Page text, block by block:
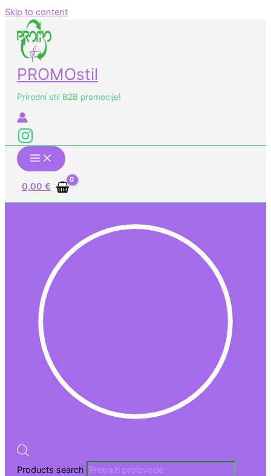
Skip to content
PROMOstil
Prirodni stil B2B promocije!
0,00 €
Products search